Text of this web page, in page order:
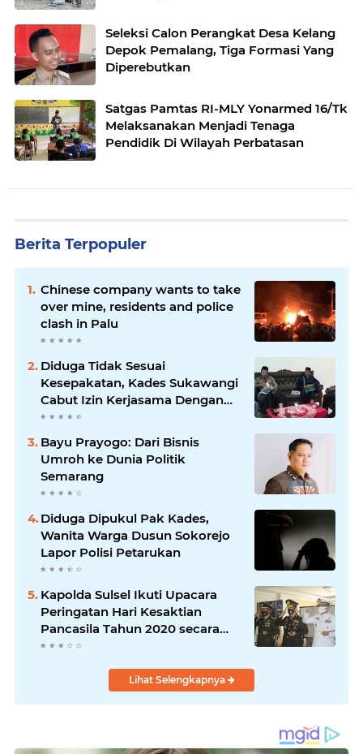
Seleksi Calon Perangkat Desa Kelang
Depok Pemalang, Tiga Formasi Yang
Diperebutkan
Satgas Pamtas RI-MLY Yonarmed 16/Tk
Melaksanakan Menjadi Tenaga
Pendidik Di Wilayah Perbatasan
Berita Terpopuler
Chinese company wants to take
over mine, residents and police
clash in Palu
Diduga Tidak Sesuai
Kesepakatan, Kades Sukawangi
Cabut Izin Kerjasama Dengan
PT XL Axiata Tbk/Link Net
Bayu Prayogo: Dari Bisnis
Umroh ke Dunia Politik
Semarang
Diduga Dipukul Pak Kades,
Wanita Warga Dusun Sokorejo
Lapor Polisi Petarukan
Kapolda Sulsel Ikuti Upacara
Peringatan Hari Kesaktian
Pancasila Tahun 2020 secara
virtual
Lihat Selengkapnya